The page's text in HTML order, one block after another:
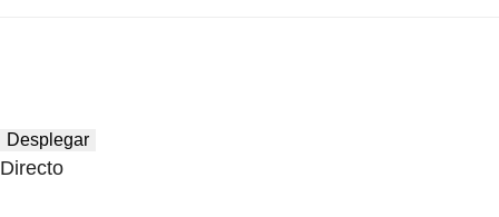
Desplegar
Directo